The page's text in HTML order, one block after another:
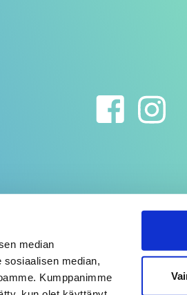
median
median,
Kumppanimme